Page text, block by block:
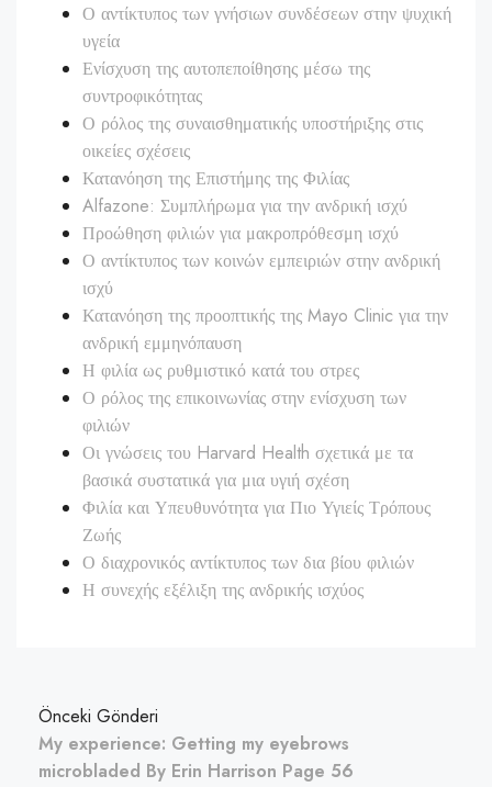
Ο αντίκτυπος των γνήσιων συνδέσεων στην ψυχική
υγεία
Ενίσχυση της αυτοπεποίθησης μέσω της
συντροφικότητας
Ο ρόλος της συναισθηματικής υποστήριξης στις
οικείες σχέσεις
Κατανόηση της Επιστήμης της Φιλίας
Alfazone: Συμπλήρωμα για την ανδρική ισχύ
Προώθηση φιλιών για μακροπρόθεσμη ισχύ
Ο αντίκτυπος των κοινών εμπειριών στην ανδρική
ισχύ
Κατανόηση της προοπτικής της Mayo Clinic για την
ανδρική εμμηνόπαυση
Η φιλία ως ρυθμιστικό κατά του στρες
Ο ρόλος της επικοινωνίας στην ενίσχυση των
φιλιών
Οι γνώσεις του Harvard Health σχετικά με τα
βασικά συστατικά για μια υγιή σχέση
Φιλία και Υπευθυνότητα για Πιο Υγιείς Τρόπους
Ζωής
Ο διαχρονικός αντίκτυπος των δια βίου φιλιών
Η συνεχής εξέλιξη της ανδρικής ισχύος
Önceki Gönderi
My experience: Getting my eyebrows
microbladed By Erin Harrison Page 56